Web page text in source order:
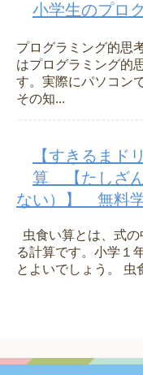
小学生のプロ
プログラミング的思
はプログラミング的
す。実際にパソコン
その知...
【すきるま
算 【たしざ
ない）】 無料
虫食い算とは、式
る計算です。小学１
とよいでしょう。 虫